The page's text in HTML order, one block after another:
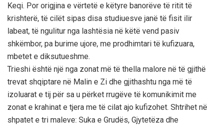
Keqi. Por origjina e vërtetë e këtyre banorëve të ritit të
krishterë, të cilët sipas disa studiuesve janë të fisit ilir
labeat, të ngulitur nga lashtësia në këtë vend pasiv
shkëmbor, pa burime ujore, me prodhimtari të kufizuara,
mbetet e diksutueshme.
Trieshi është një nga zonat më të thella malore në të gjithë
trevat shqiptare në Malin e Zi dhe gjithashtu nga më të
izoluarat e tij për sa u përket rrugëve të komunikimit me
zonat e krahinat e tjera me të cilat ajo kufizohet. Shtrihet në
shpatet e tri maleve: Suka e Grudës, Gjytetëza dhe